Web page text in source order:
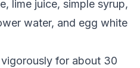
lime juice, simple syrup,
water, and egg white
for about 30